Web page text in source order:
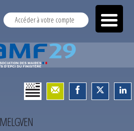
Accéder à votre compte
MELGVEN